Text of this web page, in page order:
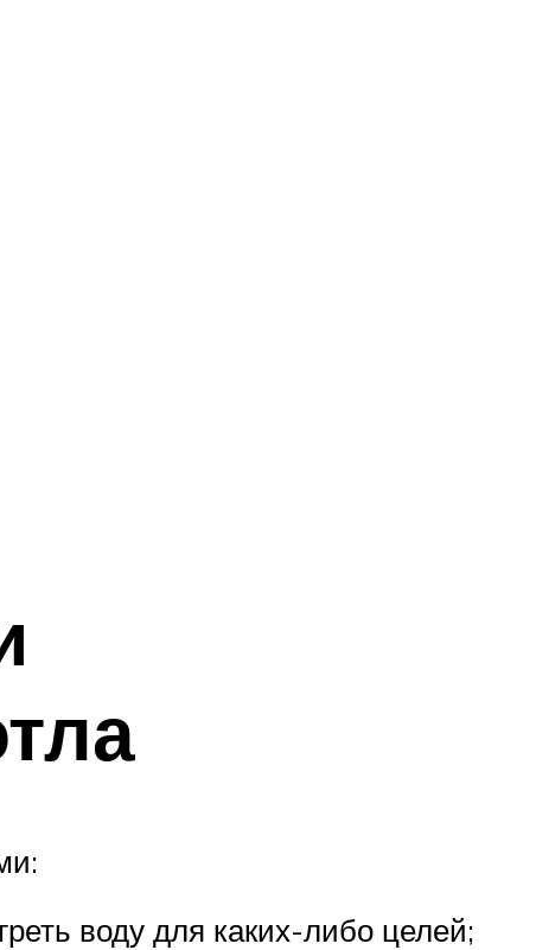
воду для каких-либо целей;